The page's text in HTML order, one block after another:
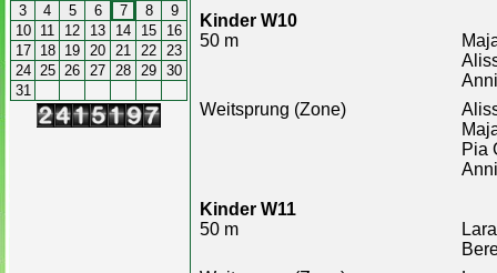
3
4 5 6 7 8
9
10
11 12 13 14 15
16
17
18 19 20 21 22 23
24 25 26 27 28 29 30
31
Kinder W10
50 m
Weitsprung (Zone)
Pia
Kinder W11
50 m